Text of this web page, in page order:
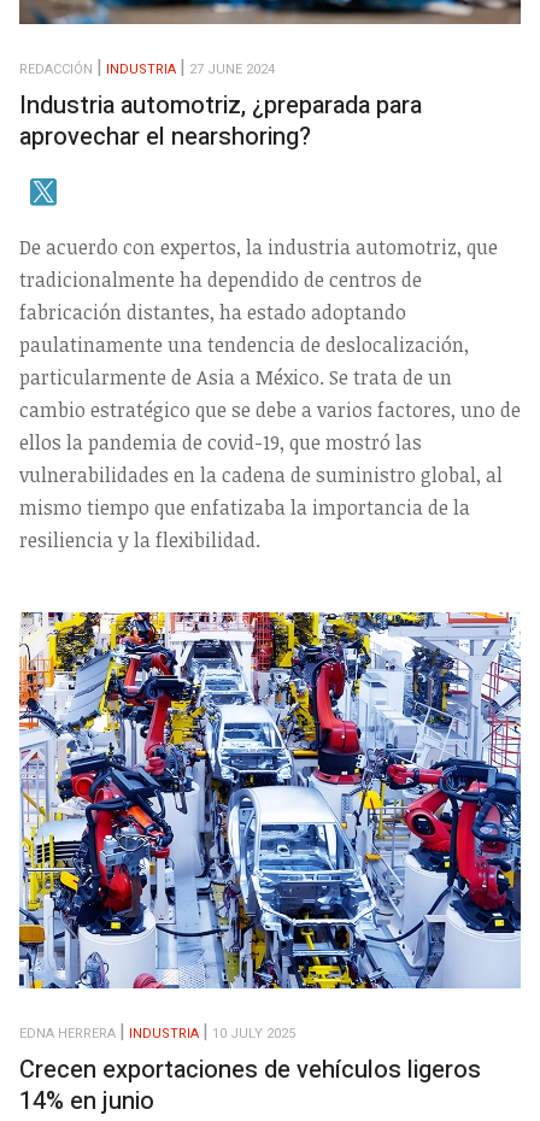
REDACCIÓN INDUSTRIA 27 JUNE 2024
Industria automotriz, ¿preparada para
aprovechar el nearshoring?
De acuerdo con expertos, la industria automotriz, que
tradicionalmente ha dependido de centros de
fabricación distantes, ha estado adoptando
paulatinamente una tendencia de deslocalización,
particularmente de Asia a México. Se trata de un
cambio estratégico que se debe a varios factores, uno de
ellos la pandemia de covid-19, que mostró las
vulnerabilidades en la cadena de suministro global, al
mismo tiempo que enfatizaba la importancia de la
resiliencia y la flexibilidad.
EDNA HERRERA INDUSTRIA 10 JULY 2025
Crecen exportaciones de vehículos ligeros
14% en junio